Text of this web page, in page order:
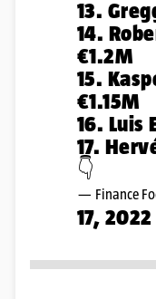
13.
14.
€1.2M
15.
€1.15M
16.
17.
👇
— Finance
17, 2022